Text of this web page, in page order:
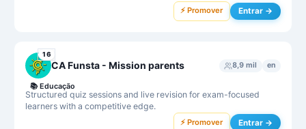
⚡ Promover Entrar →
16
CA Funsta - Mission parents 8,9 mil en
Structured quiz sessions and live revision for exam-focused
learners with a competitive edge.
📚 Educação
⚡ Promover Entrar →